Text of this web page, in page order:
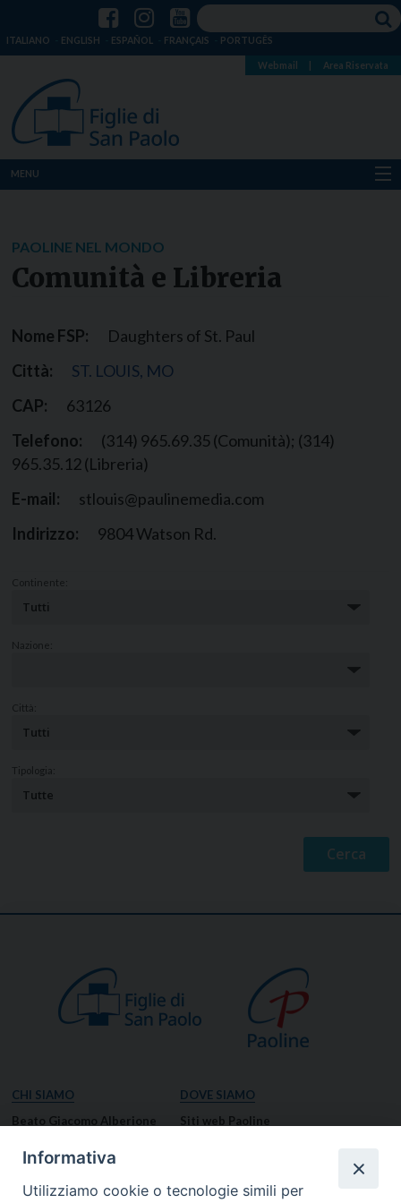
ITALIANO ENGLISH ESPAÑOL FRANÇAIS PORTUGÊS
Webmail Area Riservata
MENU
Dove siamo
Risorse
PAOLINE NEL MONDO
Comunità e Libreria
Nome FSP:
Daughters of St. Paul
Città:
ST. LOUIS, MO
CAP:
63126
Telefono:
(314) 965.69.35 (Comunità); (314)
965.35.12 (Libreria)
E-mail:
stlouis@paulinemedia.com
Indirizzo:
9804 Watson Rd.
Continente:
Nazione:
Città:
Tipologia:
CHI SIAMO
Beato Giacomo Alberione
Missione Paolina
DOVE SIAMO
Siti web Paoline
Notizie dal governo generale
Informativa
Utilizziamo cookie o tecnologie simili per